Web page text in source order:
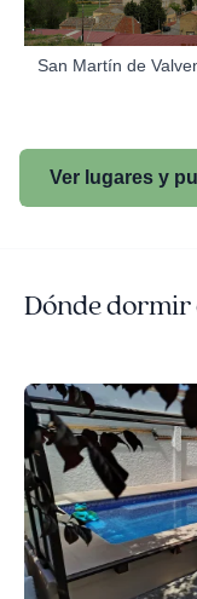
San Martín de
Ver lugares y
Dónde dormir